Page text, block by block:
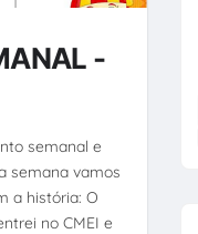
-
semanal e
semana vamos
a história: O
no CMEI e